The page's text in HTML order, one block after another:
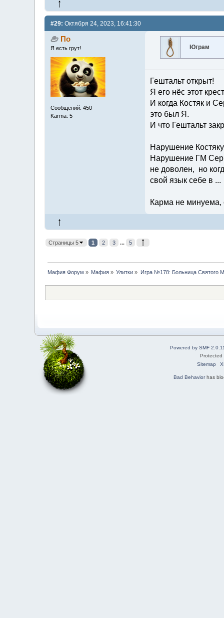
#29: Октября 24, 2023, 16:41:30
По
Я есть грут!
Сообщений: 450
Karma: 5
Юграм
Гештальт открыт!
Я его нёс этот
И когда Костяк и
это был Я.
И что Гештальт
Нарушение
Нарушение ГМ Серп
не доволен, но
свой язык себе в ...
Карма не минуема,
Страницы 5 1 2 3 ... 5
Мафия Форум » Мафия » Улитки » Игра №178: Больница Святого
Powered by SMF
Sitemap
Bad Behaviorhas